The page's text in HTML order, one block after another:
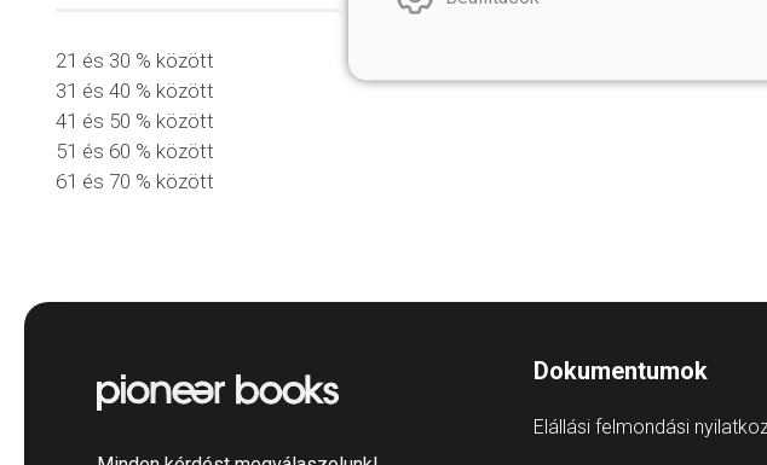
21 és 30 % között
31 és 40 % között
41 és 50 % között
51 és 60 % között
61 és 70 % között
Dokumentumok
Elállási felmondási